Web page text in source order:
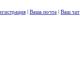
| Ваша почта | Ваш чат